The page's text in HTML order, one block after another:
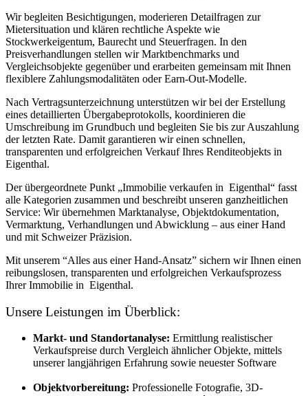
Wir begleiten Besichtigungen, moderieren Detailfragen zur
Mietersituation und klären rechtliche Aspekte wie
Stockwerkeigentum, Baurecht und Steuerfragen. In den
Preisverhandlungen stellen wir Marktbenchmarks und
Vergleichsobjekte gegenüber und erarbeiten gemeinsam mit Ihnen
flexiblere Zahlungsmodalitäten oder Earn-Out-Modelle.
Nach Vertragsunterzeichnung unterstützen wir bei der Erstellung
eines detaillierten Übergabeprotokolls, koordinieren die
Umschreibung im Grundbuch und begleiten Sie bis zur Auszahlung
der letzten Rate. Damit garantieren wir einen schnellen,
transparenten und erfolgreichen Verkauf Ihres Renditeobjekts in
Eigenthal.
Der übergeordnete Punkt „Immobilie verkaufen in Eigenthal“ fasst
alle Kategorien zusammen und beschreibt unseren ganzheitlichen
Service: Wir übernehmen Marktanalyse, Objektdokumentation,
Vermarktung, Verhandlungen und Abwicklung – aus einer Hand
und mit Schweizer Präzision.
Mit unserem “Alles aus einer Hand-Ansatz” sichern wir Ihnen einen
reibungslosen, transparenten und erfolgreichen Verkaufsprozess
Ihrer Immobilie in Eigenthal.
Unsere Leistungen im Überblick:
Markt- und Standortanalyse: Ermittlung realistischer
Verkaufspreise durch Vergleich ähnlicher Objekte, mittels
unserer langjährigen Erfahrung sowie neuester Software
Objektvorbereitung: Professionelle Fotografie, 3D-